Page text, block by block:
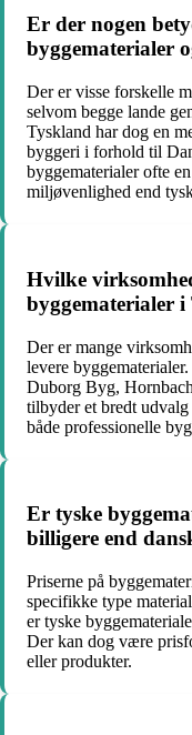
Er der nogen
byggematerialer
Der er visse forskelle
selvom begge lande
Tyskland har dog en
byggeri i forhold til
byggematerialer ofte
miljøvenlighed end
Hvilke
byggematerialer i
Der er mange
levere
Duborg Byg,
tilbyder et bredt
både professionelle
Er tyske
billigere end
Priserne på
specifikke type
er tyske
Der kan dog være
eller produkter.